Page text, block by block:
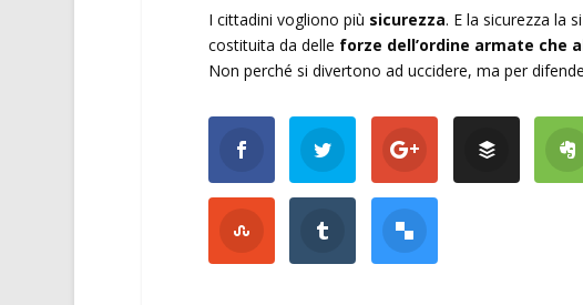
I cittadini vogliono più sicurezza. E la sicurezza la
costituita da delle forze dell’ordine armate che
Non perché si divertono ad uccidere, ma per